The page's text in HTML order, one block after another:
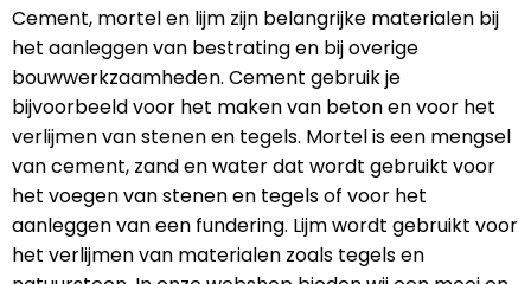
Cement, mortel en lijm zijn belangrijke materialen bij
het aanleggen van bestrating en bij overige
bouwwerkzaamheden. Cement gebruik je
bijvoorbeeld voor het maken van beton en voor het
verlijmen van stenen en tegels. Mortel is een mengsel
van cement, zand en water dat wordt gebruikt voor
het voegen van stenen en tegels of voor het
aanleggen van een fundering. Lijm wordt gebruikt voor
het verlijmen van materialen zoals tegels en